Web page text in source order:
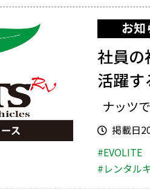
お知
社員の
活躍
ナッツ
掲載日
#EVOLITE
#レンタル